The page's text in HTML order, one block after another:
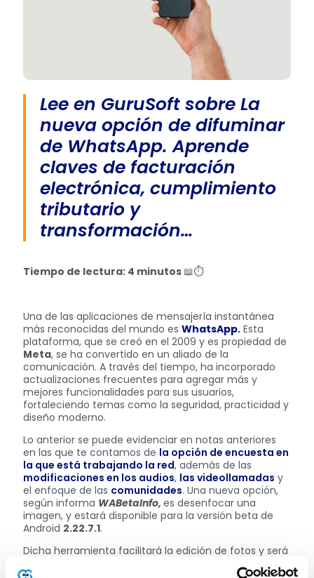
Lee en GuruSoft sobre La
nueva opción de difuminar
de WhatsApp. Aprende
claves de facturación
electrónica, cumplimiento
tributario y
transformación…
Tiempo de lectura: 4 minutos 📖⏱
Una de las aplicaciones de mensajería instantánea
más reconocidas del mundo es WhatsApp. Esta
plataforma, que se creó en el 2009 y es propiedad de
Meta, se ha convertido en un aliado de la
comunicación. A través del tiempo, ha incorporado
actualizaciones frecuentes para agregar más y
mejores funcionalidades para sus usuarios,
fortaleciendo temas como la seguridad, practicidad y
diseño moderno.
Lo anterior se puede evidenciar en notas anteriores
en las que te contamos de la opción de encuesta en
la que está trabajando la red, además de las
modificaciones en los audios, las videollamadas y
el enfoque de las comunidades. Una nueva opción,
según informa WABetaInfo, es desenfocar una
imagen, y estará disponible para la versión beta de
Android 2.22.7.1.
Dicha herramienta facilitará la edición de fotos y será